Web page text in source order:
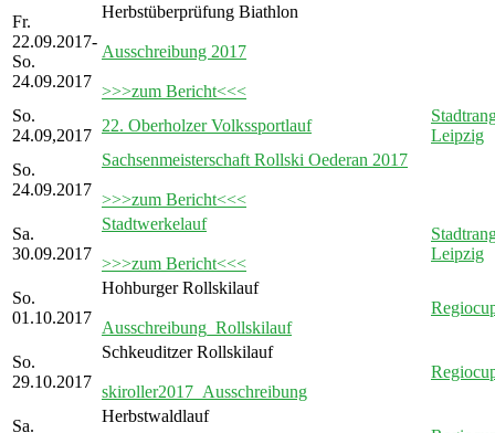
Fr.
22.09.2017-
So.
24.09.2017
Herbstüberprüfung Biathlon
Ausschreibung 2017
>>>zum Bericht<<<
So.
24.09,2017
22. Oberholzer Volkssportlauf
Leipzig
So.
24.09.2017
Sachsenmeisterschaft Rollski Oederan 2017
>>>zum Bericht<<<
Sa.
30.09.2017
Stadtwerkelauf
>>>zum Bericht<<<
Leipzig
So.
01.10.2017
Hohburger Rollskilauf
Ausschreibung_Rollskilauf
So.
29.10.2017
Schkeuditzer Rollskilauf
skiroller2017_Ausschreibung
Sa.
Herbstwaldlauf